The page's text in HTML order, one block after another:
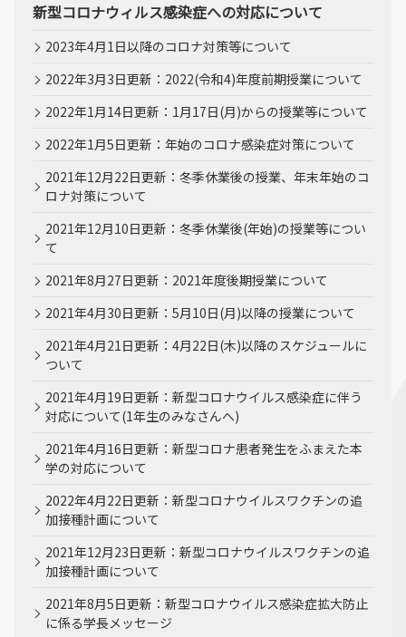
新型コロナウィルス感染症への対応について
2023年4月1日以降のコロナ対策等について
2022年3月3日更新：2022(令和4)年度前期授業について
2022年1月14日更新：1月17日(月)からの授業等について
2022年1月5日更新：年始のコロナ感染症対策について
2021年12月22日更新：冬季休業後の授業、年末年始のコ
ロナ対策について
2021年12月10日更新：冬季休業後(年始)の授業等につい
て
2021年8月27日更新：2021年度後期授業について
2021年4月30日更新：5月10日(月)以降の授業について
2021年4月21日更新：4月22日(木)以降のスケジュールに
ついて
2021年4月19日更新：新型コロナウイルス感染症に伴う
対応について(1年生のみなさんへ)
2021年4月16日更新：新型コロナ患者発生をふまえた本
学の対応について
2022年4月22日更新：新型コロナウイルスワクチンの追
加接種計画について
2021年12月23日更新：新型コロナウイルスワクチンの追
加接種計画について
2021年8月5日更新：新型コロナウイルス感染症拡大防止
に係る学長メッセージ